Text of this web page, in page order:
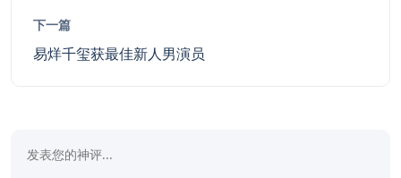
下一篇
易烊千玺获最佳新人男演员